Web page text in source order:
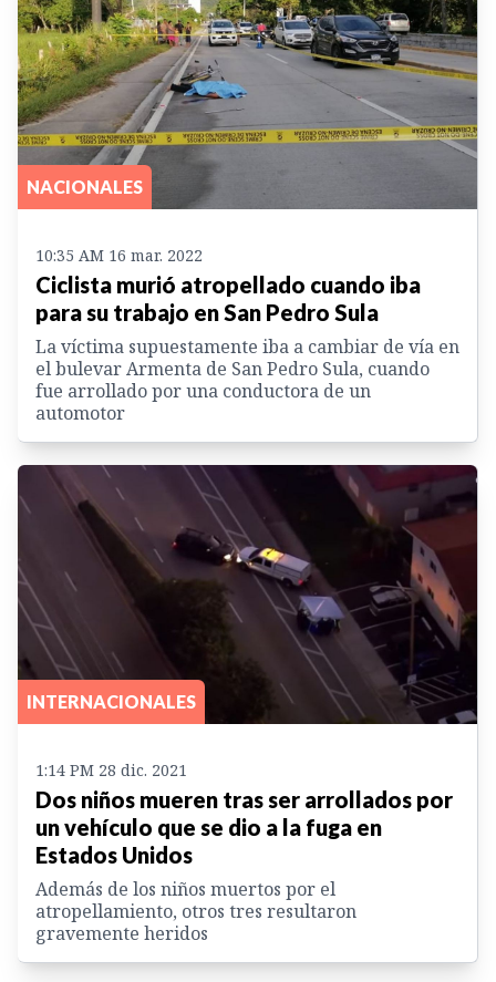
NACIONALES
10:35 AM 16 mar. 2022
Ciclista murió atropellado cuando iba
para su trabajo en San Pedro Sula
La víctima supuestamente iba a cambiar de vía en
el bulevar Armenta de San Pedro Sula, cuando
fue arrollado por una conductora de un
automotor
INTERNACIONALES
1:14 PM 28 dic. 2021
Dos niños mueren tras ser arrollados por
un vehículo que se dio a la fuga en
Estados Unidos
Además de los niños muertos por el
atropellamiento, otros tres resultaron
gravemente heridos